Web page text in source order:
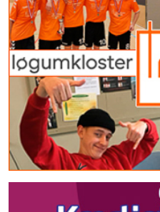
-Kan vi være
med fordele"
få følelser i
Hej. Jeg er en
som kom hjem fra
sidste år. Derude
en virkelig god
en lang periode
bedste venner, da
mig meget, efter